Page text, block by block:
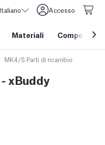
Italiano Accesso
Materiali Componenti
MK4/S Parti di ricambio
xBuddy